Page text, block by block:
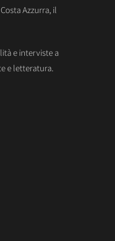
Azzurra, il
e interviste a
e letteratura.